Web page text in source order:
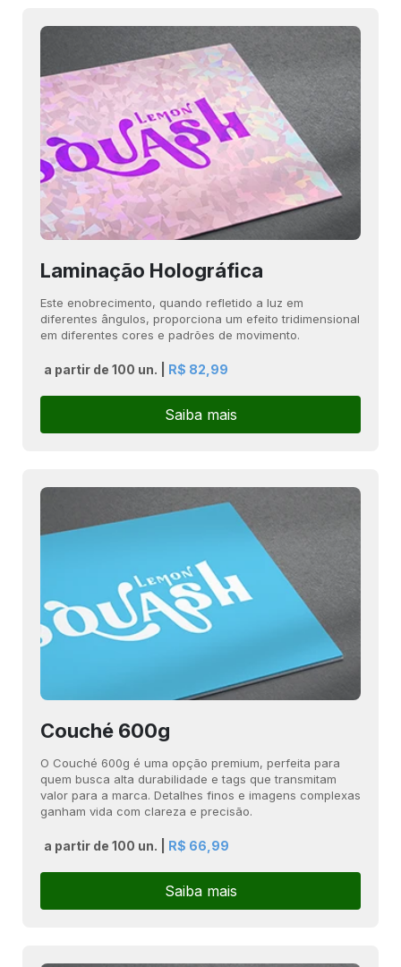
Laminação Holográfica
Este enobrecimento, quando refletido a luz em
diferentes ângulos, proporciona um efeito tridimensional
em diferentes cores e padrões de movimento.
a partir de 100 un. | R$ 82,99
Saiba mais
Couché 600g
O Couché 600g é uma opção premium, perfeita para
quem busca alta durabilidade e tags que transmitam
valor para a marca. Detalhes finos e imagens complexas
ganham vida com clareza e precisão.
a partir de 100 un. | R$ 66,99
Saiba mais